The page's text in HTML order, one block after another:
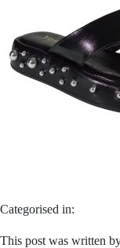
Categorised in:
This post was written